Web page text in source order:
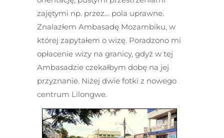
zajętymi np. przez… pola uprawne.
Znalazłem Ambasadę Mozambiku, w
której zapytałem o wizę. Poradzono mi
opłacenie wizy na granicy, gdyż w tej
Ambasadzie czekałbym dobę na jej
przyznanie. Niżej dwie fotki z nowego
centrum Lilongwe.